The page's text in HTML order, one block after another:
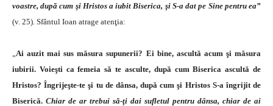
voastre, după cum şi Hristos a iubit Biserica, şi S-a dat pe Sine pentru ea”
(v. 25). Sfântul Ioan atrage atenţia:
Ai auzit mai sus măsura supunerii? Ei bine, ascultă acum şi măsura
iubirii. Voieşti ca femeia să te asculte, după cum Biserica ascultă de
Hristos? Îngrijeşte-te şi tu de dânsa, după cum şi Hristos S-a îngrijit de
Biserică. Chiar de ar trebui să-ţi dai sufletul pentru dânsa, chiar de ai